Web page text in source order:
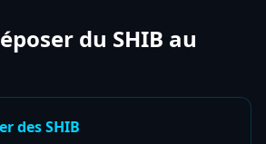
du SHIB au
des SHIB